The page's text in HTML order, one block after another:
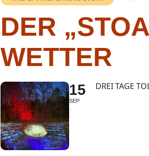
DER
WETTER
15
SEP
DREI TAGE